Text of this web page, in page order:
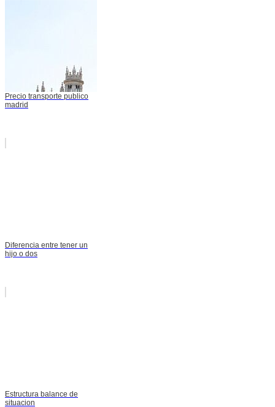
Precio transporte publico
madrid
Diferencia entre tener un
hijo o dos
Estructura balance de
situacion